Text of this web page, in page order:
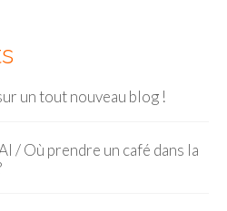
un tout nouveau blog !
/ Où prendre un café dans la